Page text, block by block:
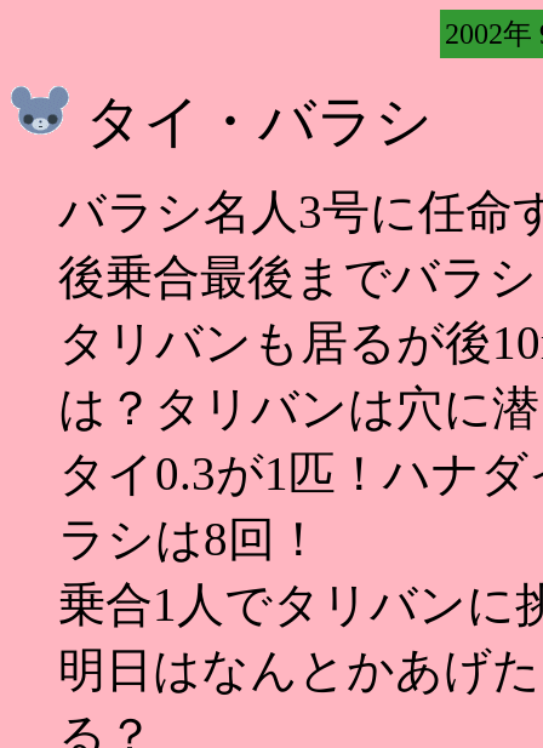
2002年
タイ・バラシ
バラシ名人3号に任命
後乗合最後までバラ
タリバンも居るが後
は？タリバンは穴に
タイ0.3が1匹！ハナ
ラシは8回！
乗合1人でタリバンに
明日はなんとかあげ
る？